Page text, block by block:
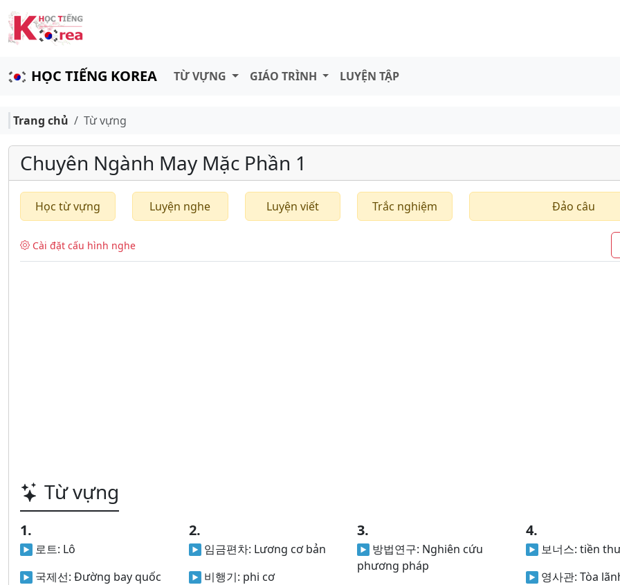
HỌC TIẾNG KOREA TỪ VỰNG GIÁO TRÌNH LUYỆN TẬP
Trang chủ Từ vựng
Chuyên Ngành May Mặc Phần 1
Học từ vựng Luyện nghe Luyện viết Trắc nghiệm Đảo câu
Cài đặt cấu hình nghe
Từ vựng
1.
로트: Lô
국제선: Đường bay quốc
2.
임금편차: Lương cơ bản
비행기: phi cơ
3.
방법연구: Nghiên cứu
phương pháp
4.
보너스: tiền
영사관: Tòa